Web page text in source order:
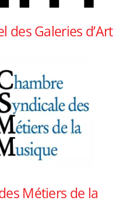
des Galeries d’Art
Métiers de la